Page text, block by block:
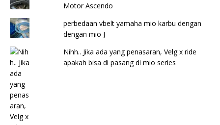
Motor Ascendo
perbedaan vbelt yamaha mio karbu dengan
dengan mio J
Nihh.. Jika ada yang penasaran, Velg x ride
apakah bisa di pasang di mio series